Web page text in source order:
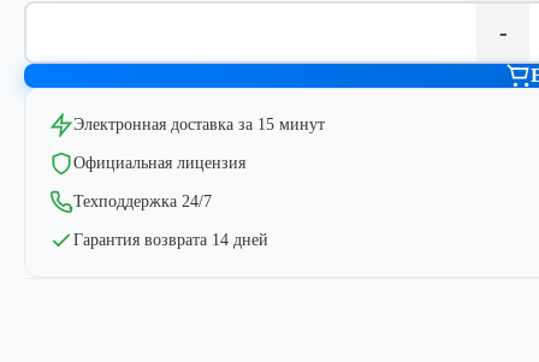
-
Электронная доставка за 15 минут
Официальная лицензия
Техподдержка 24/7
Гарантия возврата 14 дней